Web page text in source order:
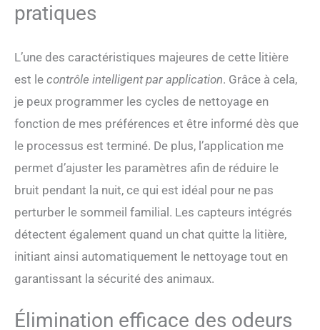
quotidien inutile. Elle
fonctionne avec toutes les
litières agglomérantes du
commerce. 🔇【Litière
automatique chat ultra-
spécialement pour un
intérieur calme, cette litière
fonctionne à seulement ≤35
dB – plus silencieuse qu’une
un environnement sans
perturbation et sans stress
pour toute la famille, de jour
autonettoyante connectée
pratiques
L’une des caractéristiques majeures de cette litière
est le contrôle intelligent par application. Grâce à cela,
je peux programmer les cycles de nettoyage en
fonction de mes préférences et être informé dès que
le processus est terminé. De plus, l’application me
permet d’ajuster les paramètres afin de réduire le
bruit pendant la nuit, ce qui est idéal pour ne pas
perturber le sommeil familial. Les capteurs intégrés
détectent également quand un chat quitte la litière,
initiant ainsi automatiquement le nettoyage tout en
garantissant la sécurité des animaux.
Élimination efficace des odeurs